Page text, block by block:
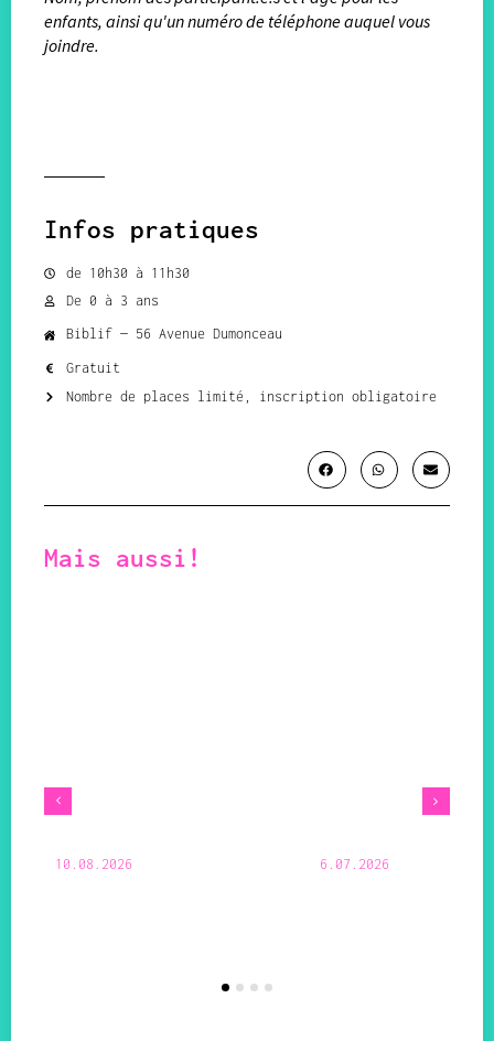
enfants, ainsi qu'un numéro de téléphone auquel vous
joindre.
Infos pratiques
de 10h30 à 11h30
De 0 à 3 ans
Biblif — 56 Avenue Dumonceau
Gratuit
Nombre de places limité, inscription obligatoire
Mais aussi!
10.08.2026 6.07.2026